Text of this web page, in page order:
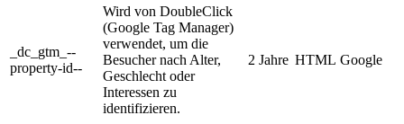
_dc_gtm_--
property-id--
Wird von DoubleClick
(Google Tag Manager)
verwendet, um die
Besucher nach Alter,
Geschlecht oder
Interessen zu
identifizieren.
2 Jahre HTML Google